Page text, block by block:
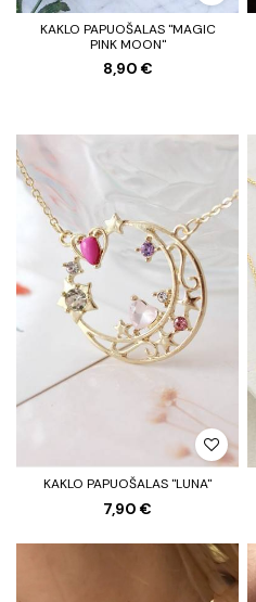
KAKLO PAPUOŠALAS "MAGIC
PINK MOON"
8,90 €
KAKLO PAPUOŠALAS "LUNA"
7,90 €